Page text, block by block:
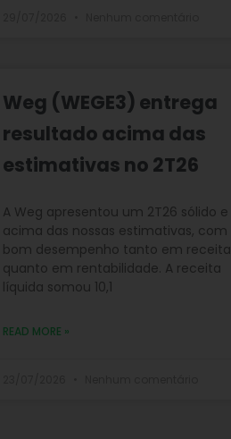
Weg (WEGE3) entrega
resultado acima das
estimativas no 2T26
A Weg apresentou um 2T26 sólido e
acima das nossas estimativas, com
bom desempenho tanto em receita
quanto em rentabilidade. A receita
líquida somou 10,1
READ MORE »